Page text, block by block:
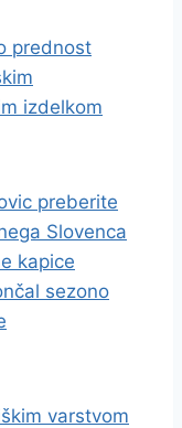
prednost
izdelkom
preberite
Slovenca
kapice
sezono
varstvom